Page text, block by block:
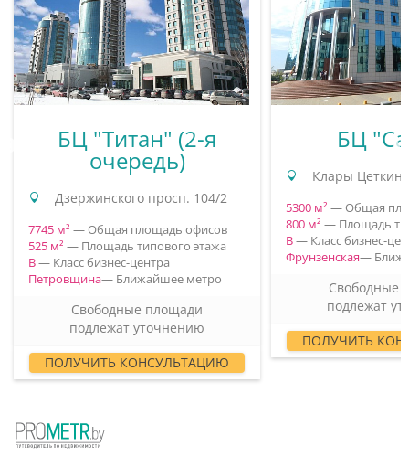
БЦ "Титан" (2-я
очередь)
Дзержинского просп. 104/2
7745 м² — Общая площадь офисов
525 м² — Площадь типового этажа
B— Класс бизнес-центра
Петровщина— Ближайшее метро
Свободные площади
подлежат уточнению
ПОЛУЧИТЬ КОНСУЛЬТАЦИЮ
БЦ
Клары Цеткин
5300 м² — Общая
800 м² — Площадь
B— Класс бизнес-
Фрунзенская—
Свободные
подлежат
ПОЛУЧИТЬ